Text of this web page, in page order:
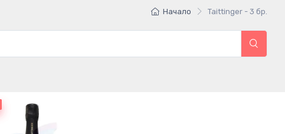
Начало Taittinger - 3 бр.